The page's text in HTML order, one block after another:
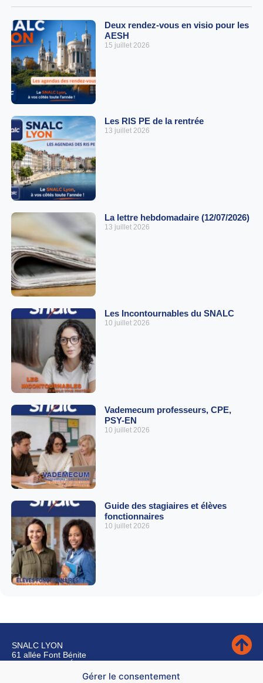
Gérer le consentement
Deux rendez-vous en visio pour les
AESH
15 juillet 2026
Les RIS PE de la rentrée
13 juillet 2026
La lettre hebdomadaire (12/07/2026)
13 juillet 2026
Les Incontournables du SNALC
10 juillet 2026
Vademecum professeurs, CPE,
PSY-EN
10 juillet 2026
Guide des stagiaires et élèves
fonctionnaires
10 juillet 2026
SNALC LYON
61 allée Font Bénite
42155 SAINT LÉGER SUR ROANNE